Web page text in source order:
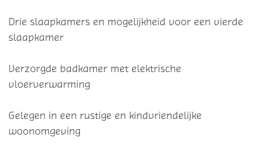
Drie slaapkamers en mogelijkheid voor een vierde
slaapkamer
Verzorgde badkamer met elektrische
vloerverwarming
Gelegen in een rustige en kindvriendelijke
woonomgeving